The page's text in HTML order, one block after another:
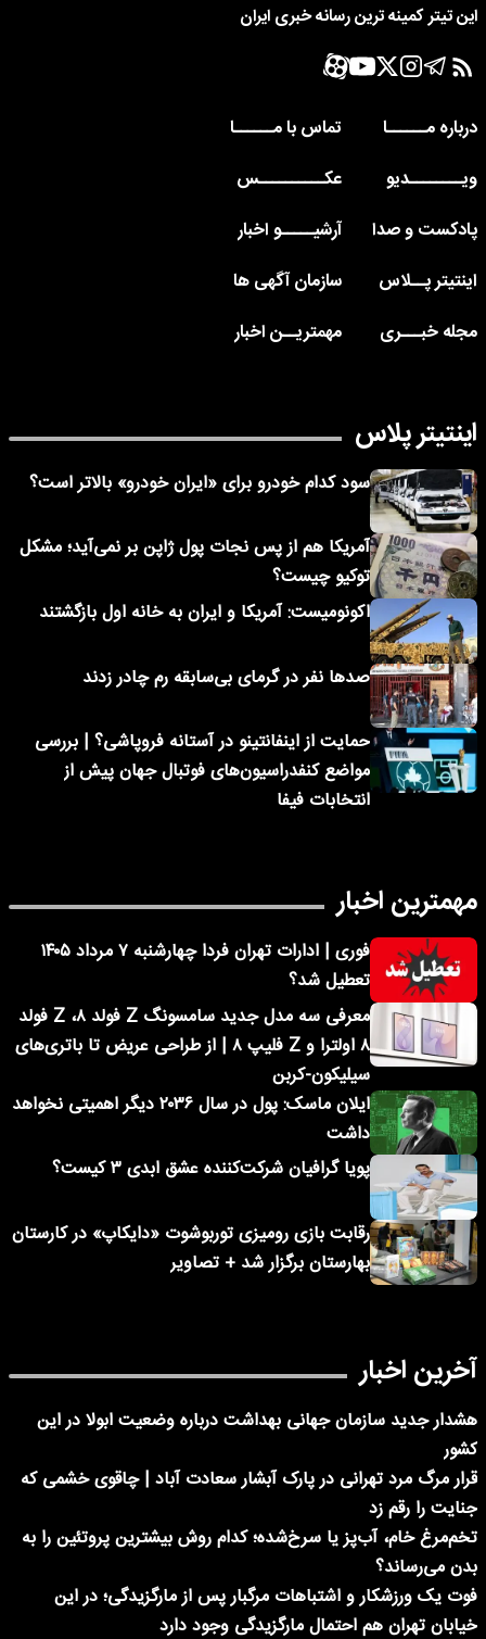
این تیتر کمینه ترین رسانه خبری ایران
درباره مــــــا
تماس با مــــــا
ویــــــــدیو
عکــــــــــس
پادکست و صدا
آرشیـــــو اخبار
اینتیتر پــلاس
سازمان آگهی ها
مجله خبـــری
مهمتریــن اخبار
اینتیتر پلاس
سود کدام خودرو برای «ایران خودرو» بالاتر است؟
آمریکا هم از پس نجات پول ژاپن بر نمی‌آید؛ مشکل
توکیو چیست؟
اکونومیست: آمریکا و ایران به خانه اول بازگشتند
صدها نفر در گرمای بی‌سابقه رم چادر زدند
حمایت از اینفانتینو در آستانه فروپاشی؟ | بررسی
مواضع کنفدراسیون‌های فوتبال جهان پیش از
انتخابات فیفا
مهمترین اخبار
فوری | ادارات تهران فردا چهارشنبه ۷ مرداد ۱۴۰۵
تعطیل شد؟
معرفی سه مدل جدید سامسونگ Z فولد ۸، Z فولد
۸ اولترا و Z فلیپ ۸ | از طراحی عریض تا باتری‌های
سیلیکون-کربن
ایلان ماسک: پول در سال ۲۰۳۶ دیگر اهمیتی نخواهد
داشت
پویا گرافیان شرکت‌کننده عشق ابدی ۳ کیست؟
رقابت بازی رومیزی توربوشوت «دایکاپ» در کارستان
بهارستان برگزار شد + تصاویر
آخرین اخبار
هشدار جدید سازمان جهانی بهداشت درباره وضعیت ابولا در این
کشور
قرار مرگ مرد تهرانی در پارک آبشار سعادت آباد | چاقوی خشمی که
جنایت را رقم زد
تخم‌مرغ خام، آب‌پز یا سرخ‌شده؛ کدام روش بیشترین پروتئین را به
بدن می‌رساند؟
فوت یک ورزشکار و اشتباهات مرگبار پس از مارگزیدگی؛ در این
خیابان تهران هم احتمال مارگزیدگی وجود دارد